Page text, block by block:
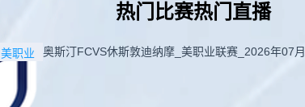
热门比赛热门直播
美职业 奥斯汀FCVS休斯敦迪纳摩_美职业联赛_2026年07